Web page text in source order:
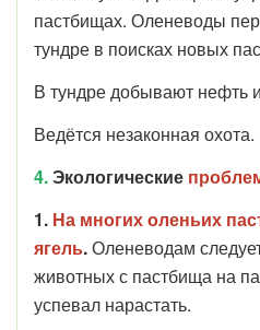
пастбищах. Оленеводы
тундре в поисках новых
В тундре добывают нефть
Ведётся незаконная охота.
4.Экологические
1. На многих оленьих
ягель.Оленеводам
животных с пастбища на
успевал нарастать.